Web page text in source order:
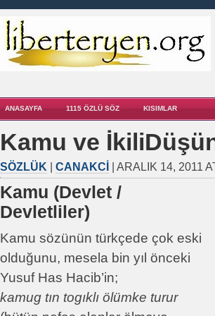
ANASAYFA 1115 ÖZLÜ SÖZ KISIMLAR
Kamu ve
SÖZLÜK CANAKCI | ARALIK 14, 2011
Kamu (Devlet /
Devletliler)
Kamu sözünün türkçede çok eski
olduğunu, mesela bin yıl önceki
Yusuf Has Hacib’in;
kamug tın togıklı ölümke turur